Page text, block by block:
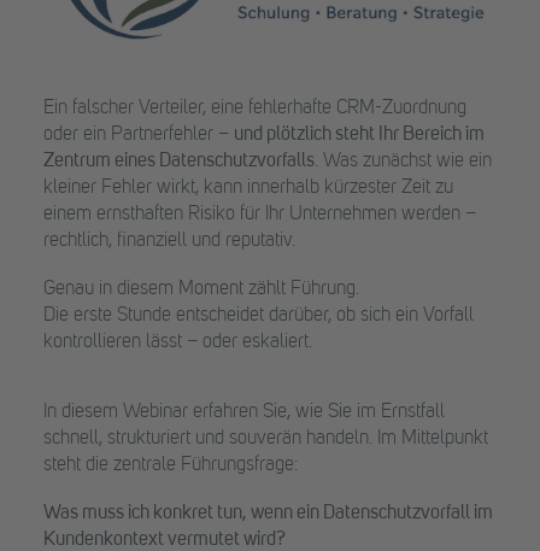
Ein falscher Verteiler, eine fehlerhafte CRM-Zuordnung
oder ein Partnerfehler – und plötzlich steht Ihr Bereich im
Zentrum eines Datenschutzvorfalls. Was zunächst wie ein
kleiner Fehler wirkt, kann innerhalb kürzester Zeit zu
einem ernsthaften Risiko für Ihr Unternehmen werden –
rechtlich, finanziell und reputativ.
Genau in diesem Moment zählt Führung.
Die erste Stunde entscheidet darüber, ob sich ein Vorfall
kontrollieren lässt – oder eskaliert.
In diesem Webinar erfahren Sie, wie Sie im Ernstfall
schnell, strukturiert und souverän handeln. Im Mittelpunkt
steht die zentrale Führungsfrage:
Was muss ich konkret tun, wenn ein Datenschutzvorfall im
Kundenkontext vermutet wird?